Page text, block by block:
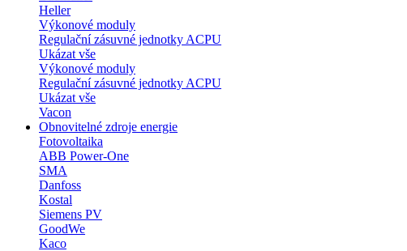
Heller
Výkonové moduly
Regulační zásuvné jednotky ACPU
Ukázat vše
Výkonové moduly
Regulační zásuvné jednotky ACPU
Ukázat vše
Vacon
Obnovitelné zdroje energie
Fotovoltaika
ABB Power-One
SMA
Danfoss
Kostal
Siemens PV
GoodWe
Kaco